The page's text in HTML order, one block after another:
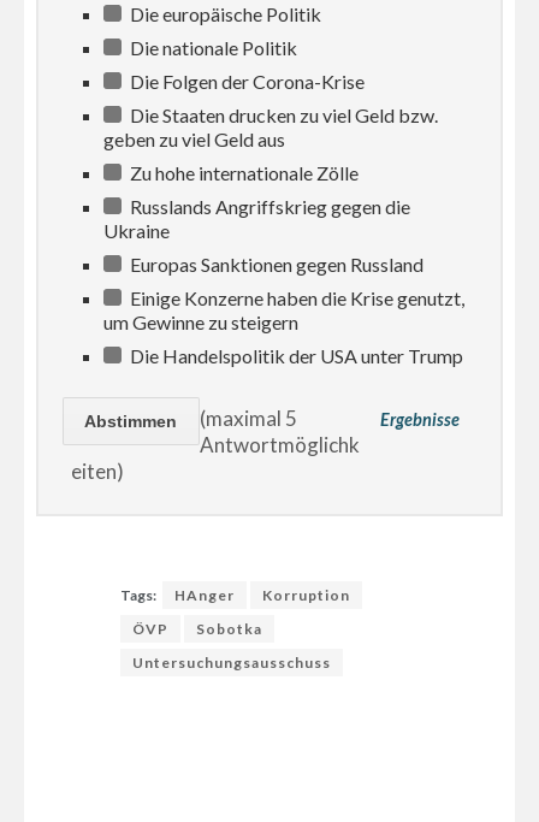
Die europäische Politik
Die nationale Politik
Die Folgen der Corona-Krise
Die Staaten drucken zu viel Geld bzw.
geben zu viel Geld aus
Zu hohe internationale Zölle
Russlands Angriffskrieg gegen die
Ukraine
Europas Sanktionen gegen Russland
Einige Konzerne haben die Krise genutzt,
um Gewinne zu steigern
Die Handelspolitik der USA unter Trump
Ergebnisse
(maximal 5
Antwortmöglichk
eiten)
Tags: HAnger
Korruption
ÖVP
Sobotka
Untersuchungsausschuss